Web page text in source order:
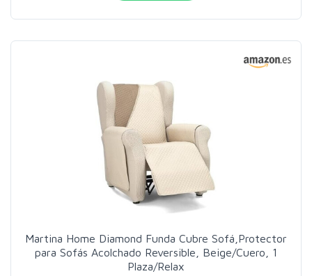
Martina Home Diamond Funda Cubre Sofá,Protector
para Sofás Acolchado Reversible, Beige/Cuero, 1
Plaza/Relax